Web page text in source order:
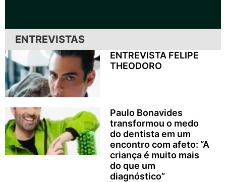
ENTREVISTAS
ENTREVISTA FELIPE
THEODORO
Paulo Bonavides
transformou o medo
do dentista em um
encontro com afeto: “A
criança é muito mais
do que um
diagnóstico”